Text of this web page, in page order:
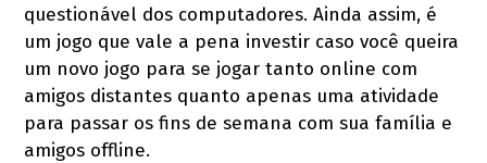
questionável dos computadores. Ainda assim, é
um jogo que vale a pena investir caso você queira
um novo jogo para se jogar tanto online com
amigos distantes quanto apenas uma atividade
para passar os fins de semana com sua família e
amigos offline.